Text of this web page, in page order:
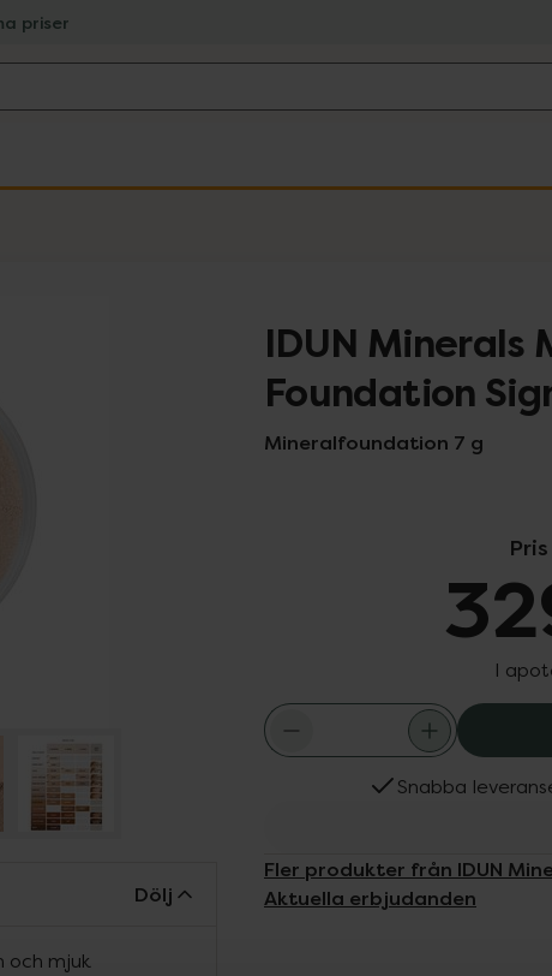
priser
IDUN Minerals
Foundation
Mineralfoundation 7 g
I
Snabba
Fler produkter från IDUN
Aktuella erbjudanden
Dölj
och mjuk